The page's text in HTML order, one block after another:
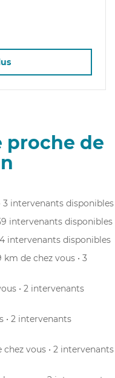
proche de
3 intervenants disponibles
intervenants disponibles
4 intervenants disponibles
km de chez vous • 3
• 2 intervenants
• 2 intervenants
chez vous • 2 intervenants